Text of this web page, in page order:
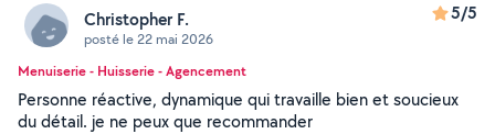
Christopher F.
posté le 22 mai 2026
5/5
Menuiserie - Huisserie - Agencement
Personne réactive, dynamique qui travaille bien et soucieux
du détail. je ne peux que recommander